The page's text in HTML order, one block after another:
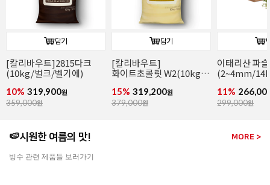
담기
[칼리바우트]2815다크
(10kg/벌크/벨기에)
10% 319,900원
359,000원
담기
[칼리바우트]
화이트초콜릿 W2(10kg/
15% 319,200원
379,000원
이태리산 파
(2~4mm/
파슬리후레
11%
299,000원
🍉시원한 여름의 맛! MORE >
빙수 관련 제품들 보러가기